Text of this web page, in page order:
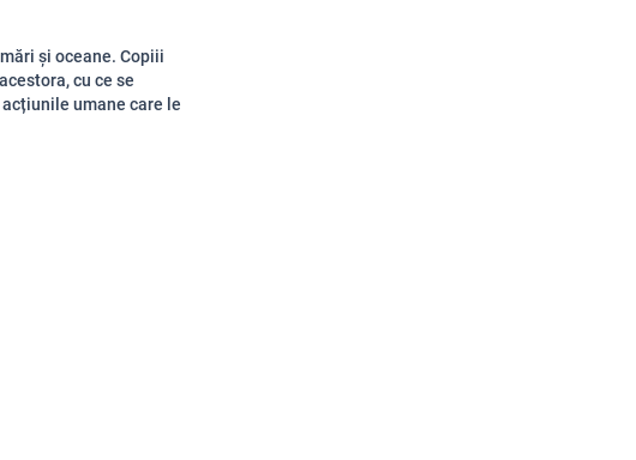
și oceane. Copiii
cu ce se
umane care le